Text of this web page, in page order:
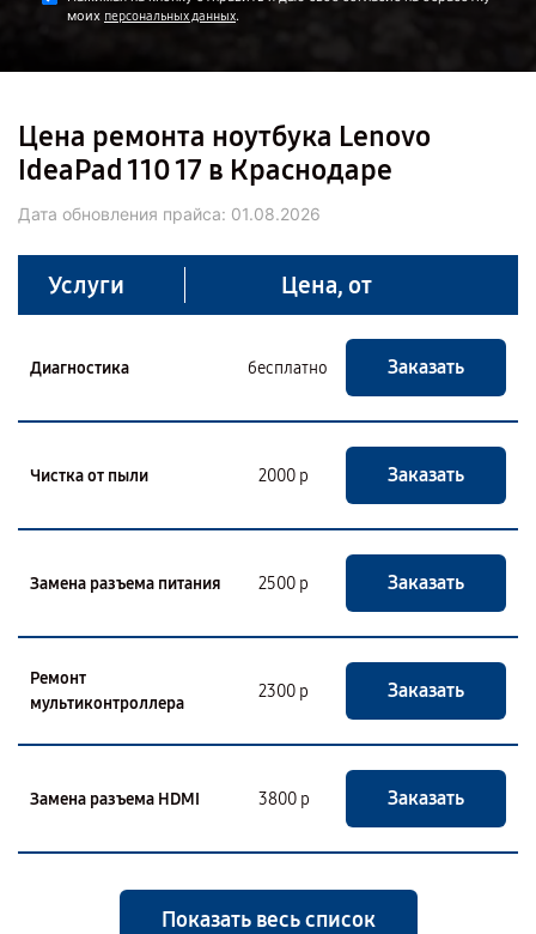
моих персональных данных.
Цена ремонта ноутбука Lenovo
IdeaPad 110 17 в Краснодаре
Дата обновления прайса: 01.08.2026
Услуги Цена, от
Диагностика бесплатно Заказать
Чистка от пыли 2000 р Заказать
Замена разъема питания 2500 р Заказать
Ремонт
мультиконтроллера
2300 р Заказать
Замена разъема HDMI 3800 р Заказать
Показать весь список